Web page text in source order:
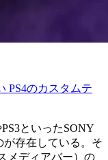
PS4のカスタムテ
といったSONY
存在している。そ
メディアバー）の